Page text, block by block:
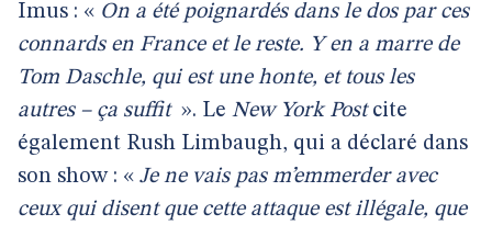
Imus : « On a été poignardés dans le dos par ces
connards en France et le reste. Y en a marre de
Tom Daschle, qui est une honte, et tous les
autres – ça suffit ». Le New York Post cite
également Rush Limbaugh, qui a déclaré dans
son show : « Je ne vais pas m’emmerder avec
ceux qui disent que cette attaque est illégale, que